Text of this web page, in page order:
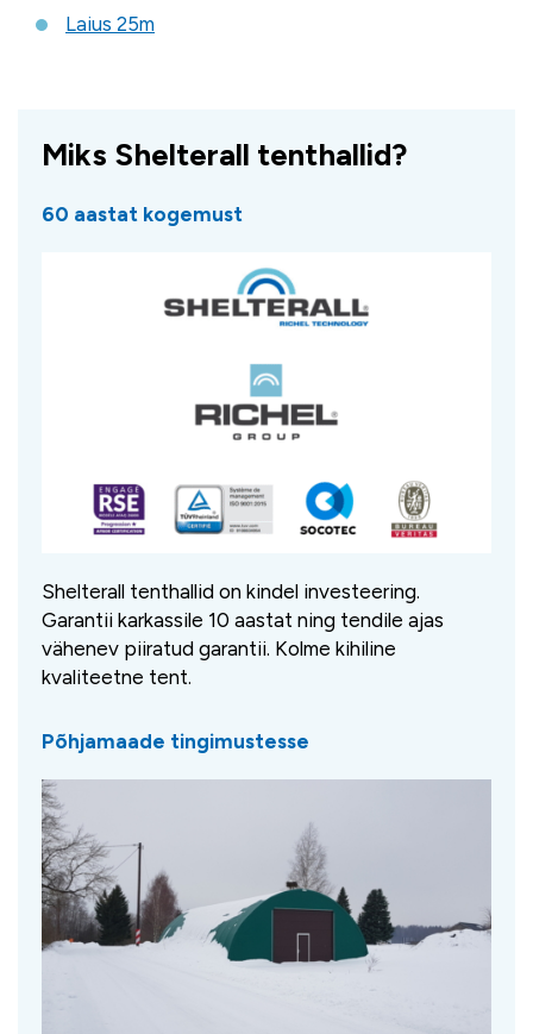
Laius 25m
Miks Shelterall tenthallid?
60 aastat kogemust
Shelterall tenthallid on kindel investeering.
Garantii karkassile 10 aastat ning tendile ajas
vähenev piiratud garantii. Kolme kihiline
kvaliteetne tent.
Põhjamaade tingimustesse